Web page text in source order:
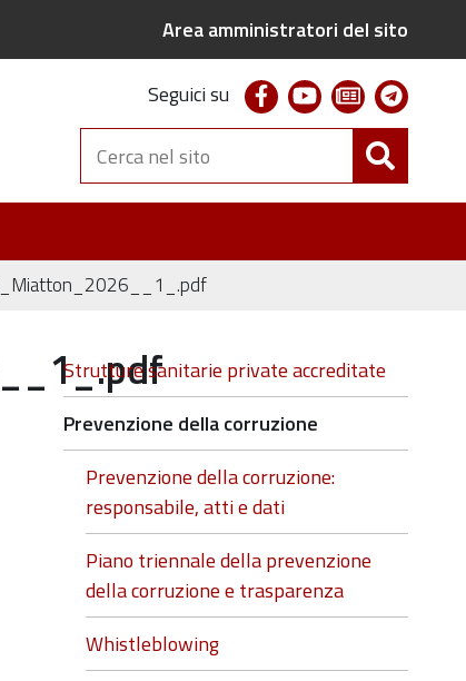
Area amministratori del sito
Seguici su facebookyoutubenewsletter
Cerca
nel
sito
Navigazione
Strutture sanitarie private accreditate
Prevenzione della corruzione
Prevenzione della corruzione:
responsabile, atti e dati
Piano triennale della prevenzione
della corruzione e trasparenza
Whistleblowing